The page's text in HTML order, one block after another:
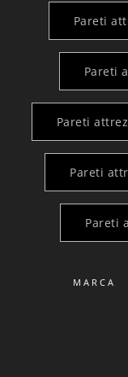
Pareti
Pareti
Pareti
Pareti
Pareti
MARCA